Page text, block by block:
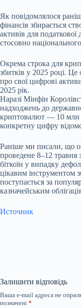
Як повідомлялося
фінансів збирається
активів для
стосовно
Окрема строка для
збитків у 2025 році. Це
про свої цифрові
2025 рік.
Наразі Мінфін
надходжень до
криптовалют — 10 млн
конкретну цифру
Раніше ми писали, що
проведене 8–12 травня
біткоїн у випадку
цікавим інструментом
поступається за
казначейським
Источник
Залишити відповідь
Ваша e-mail адреса не
позначені *